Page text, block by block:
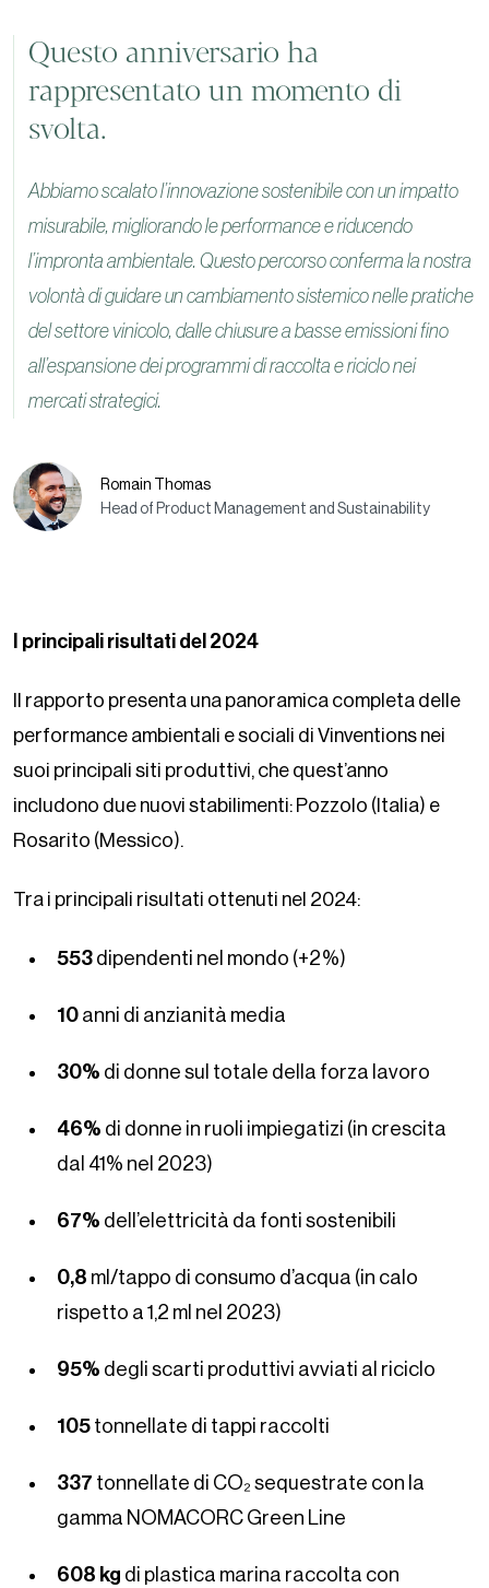
Questo anniversario ha
rappresentato un momento di
svolta.
Abbiamo scalato l’innovazione sostenibile con un impatto
misurabile, migliorando le performance e riducendo
l’impronta ambientale. Questo percorso conferma la nostra
volontà di guidare un cambiamento sistemico nelle pratiche
del settore vinicolo, dalle chiusure a basse emissioni fino
all’espansione dei programmi di raccolta e riciclo nei
mercati strategici.
Romain Thomas
Head of Product Management and Sustainability
I principali risultati del 2024
Il rapporto presenta una panoramica completa delle
performance ambientali e sociali di Vinventions nei
suoi principali siti produttivi, che quest’anno
includono due nuovi stabilimenti: Pozzolo (Italia) e
Rosarito (Messico).
Tra i principali risultati ottenuti nel 2024:
553 dipendenti nel mondo (+2%)
10 anni di anzianità media
30% di donne sul totale della forza lavoro
46% di donne in ruoli impiegatizi (in crescita
dal 41% nel 2023)
67% dell’elettricità da fonti sostenibili
0,8 ml/tappo di consumo d’acqua (in calo
rispetto a 1,2 ml nel 2023)
95% degli scarti produttivi avviati al riciclo
105 tonnellate di tappi raccolti
337 tonnellate di CO₂ sequestrate con la
gamma NOMACORC Green Line
608 kg di plastica marina raccolta con